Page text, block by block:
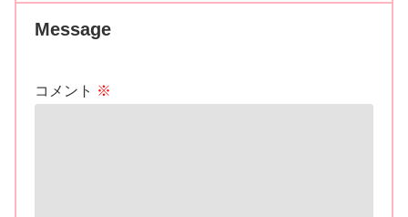
Message
コメント ※